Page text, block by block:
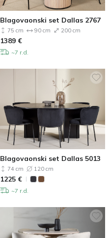
Blagovaonski set Dallas 2767
75 cm 90 cm 200 cm
1389 €
~7 r.d.
Blagovaonski set Dallas 5013
74 cm 120 cm
1225 €
~7 r.d.